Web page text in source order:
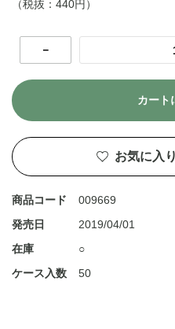
（税抜：440円）
－
カート
お気に入
商品コード
009669
発売日
2019/04/01
在庫
○
ケース入数
50